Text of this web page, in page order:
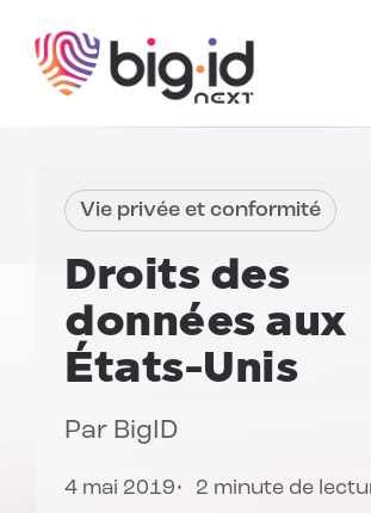
Vie privée et conformité
Droits des
donnéesaux
États-Unis
Par BigID
4 mai 2019 2 minute de